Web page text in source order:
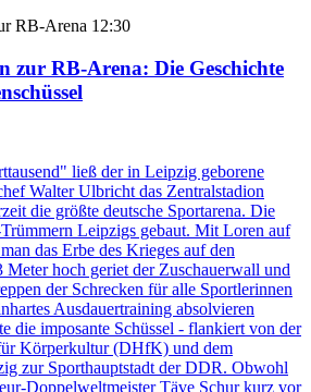
12:30
zur RB-Arena: Die Geschichte
ließ der in Leipzig geborene
Walter Ulbricht das Zentralstadion
die größte deutsche Sportarena. Die
Leipzigs gebaut. Mit Loren auf
das Erbe des Krieges auf den
hoch geriet der Zuschauerwall und
der Schrecken für alle Sportlerinnen
Ausdauertraining absolvieren
die imposante Schüssel - flankiert von der
Körperkultur (DHfK) und dem
zur Sporthauptstadt der DDR. Obwohl
Doppelweltmeister Täve Schur kurz vor